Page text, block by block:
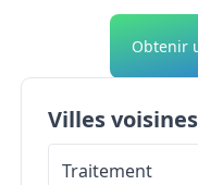
Obtenir
Villes voisines
Traitement